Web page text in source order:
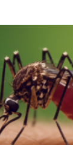
zu den
Hunderten
Vorfahren
der Natur
aus
Gestalt.